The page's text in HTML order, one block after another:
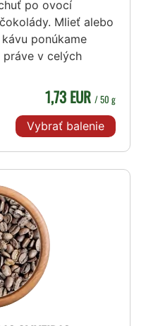
po ovocí
Mlieť alebo
ponúkame
práve v celých
1,73 EUR / 50 g
Vybrať balenie